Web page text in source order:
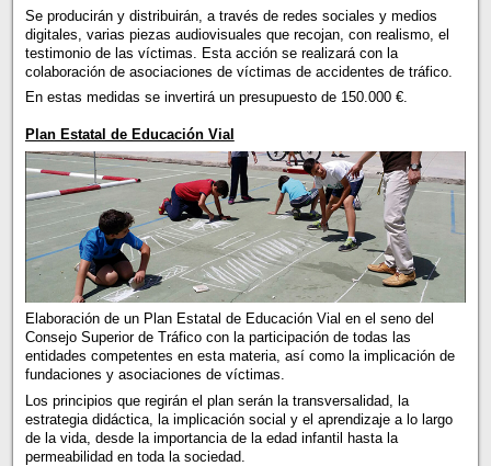
Se producirán y distribuirán, a través de redes sociales y medios
digitales, varias piezas audiovisuales que recojan, con realismo, el
testimonio de las víctimas. Esta acción se realizará con la
colaboración de asociaciones de víctimas de accidentes de tráfico.
En estas medidas se invertirá un presupuesto de 150.000 €.
Plan Estatal de Educación Vial
Elaboración de un Plan Estatal de Educación Vial en el seno del
Consejo Superior de Tráfico con la participación de todas las
entidades competentes en esta materia, así como la implicación de
fundaciones y asociaciones de víctimas.
Los principios que regirán el plan serán la transversalidad, la
estrategia didáctica, la implicación social y el aprendizaje a lo largo
de la vida, desde la importancia de la edad infantil hasta la
permeabilidad en toda la sociedad.